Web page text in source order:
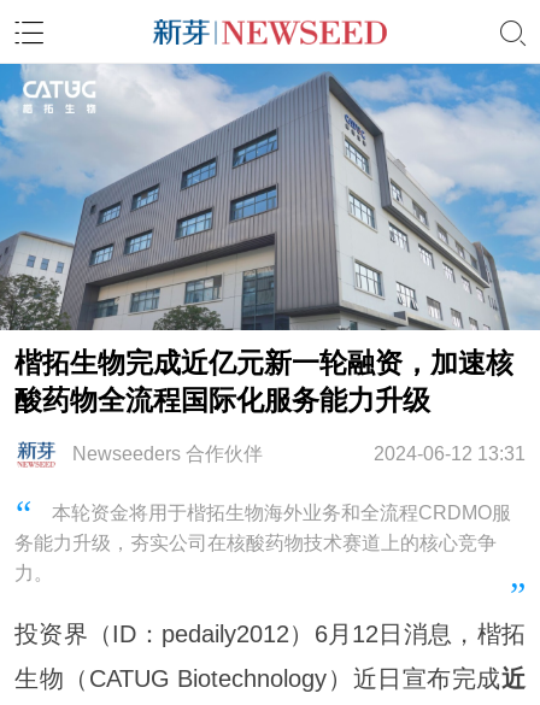
楷拓生物完成近亿元新一轮融资，加速核
酸药物全流程国际化服务能力升级
2024-06-12 13:31
Newseeders 合作伙伴
本轮资金将用于楷拓生物海外业务和全流程CRDMO服
务能力升级，夯实公司在核酸药物技术赛道上的核心竞争
力。
投资界（ID：pedaily2012）6月12日消息，楷拓
生物（CATUG Biotechnology）近日宣布完成近